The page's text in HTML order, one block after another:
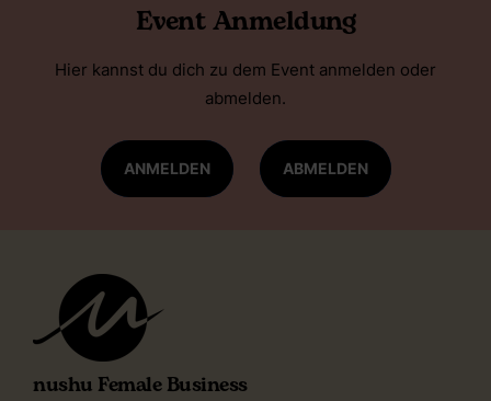
Event Anmeldung
Hier kannst du dich zu dem Event anmelden oder
abmelden.
ANMELDEN ABMELDEN
nushu Female Business